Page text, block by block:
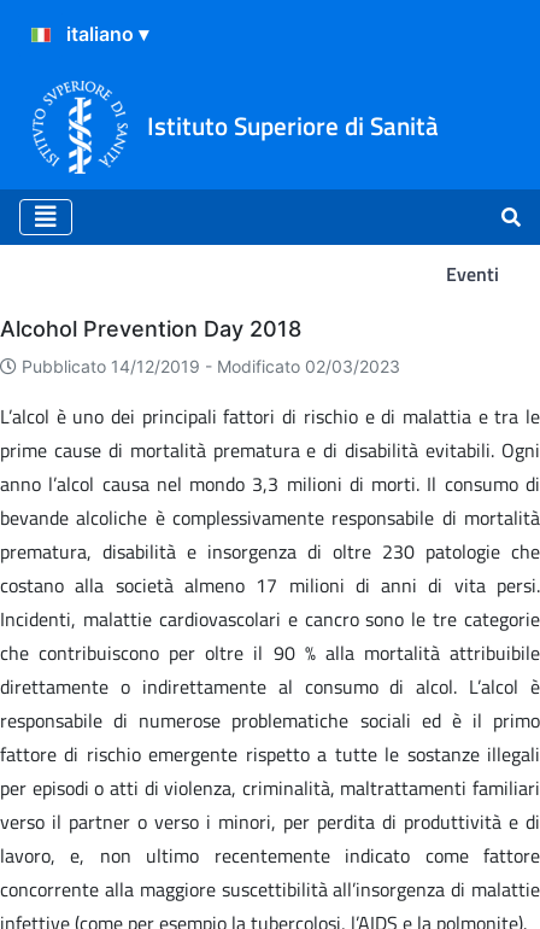
Istituto Superiore di Sanità
Eventi
Eventi
Alcohol Prevention Day 2018
Pubblicato 14/12/2019 - Modificato 02/03/2023
L’alcol è uno dei principali fattori di rischio e di malattia e tra le
prime cause di mortalità prematura e di disabilità evitabili. Ogni
anno l’alcol causa nel mondo 3,3 milioni di morti. Il consumo di
bevande alcoliche è complessivamente responsabile di mortalità
prematura, disabilità e insorgenza di oltre 230 patologie che
costano alla società almeno 17 milioni di anni di vita persi.
Incidenti, malattie cardiovascolari e cancro sono le tre categorie
che contribuiscono per oltre il 90 % alla mortalità attribuibile
direttamente o indirettamente al consumo di alcol. L’alcol è
responsabile di numerose problematiche sociali ed è il primo
fattore di rischio emergente rispetto a tutte le sostanze illegali
per episodi o atti di violenza, criminalità, maltrattamenti familiari
verso il partner o verso i minori, per perdita di produttività e di
lavoro, e, non ultimo recentemente indicato come fattore
concorrente alla maggiore suscettibilità all’insorgenza di malattie
infettive (come per esempio la tubercolosi, l’AIDS e la polmonite).